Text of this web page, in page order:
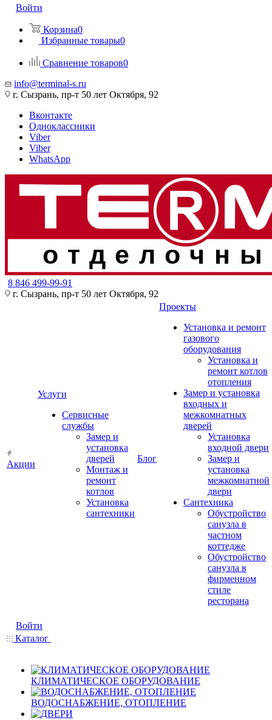
Войти
Корзина0
Избранные товары0
Сравнение товаров0
info@terminal-s.ru
г. Сызрань, пр-т 50 лет Октября, 92
Вконтакте
Одноклассники
Viber
Viber
WhatsApp
8 846 499-99-91
г. Сызрань, пр-т 50 лет Октября, 92
Акции
Услуги
Сервисные
службы
Замер и
установка
дверей
Монтаж и
ремонт
котлов
Установка
сантехники
Блог
Проекты
Установка и ремонт
газового
оборудования
Установка и
ремонт котлов
отопления
Замер и установка
входных и
межкомнатных
дверей
Установка
входной двери
Замер и
установка
межкомнатной
двери
Сантехника
Обустройство
санузла в
частном
коттедже
Обустройство
санузла в
фирменном
стиле
ресторана
Войти
Каталог
КЛИМАТИЧЕСКОЕ ОБОРУДОВАНИЕ
ВОДОСНАБЖЕНИЕ, ОТОПЛЕНИЕ